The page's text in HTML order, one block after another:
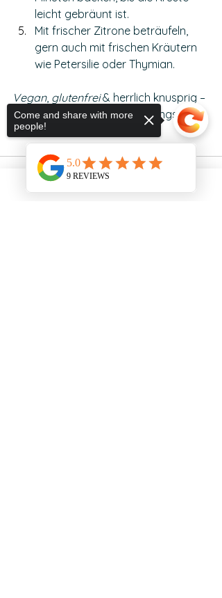
leicht gebräunt ist.
Mit frischer Zitrone beträufeln,
gern auch mit frischen Kräutern
wie Petersilie oder Thymian.
Vegan, glutenfrei & herrlich knusprig –
passt perfekt zu einem Frühlingssalat
und Kartoffelstampf.
Come and share with more
people!